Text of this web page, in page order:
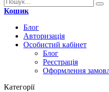
Кошик
Блог
Авторизація
Особистий кабінет
Блог
Реєстрація
Оформлення
Категорії